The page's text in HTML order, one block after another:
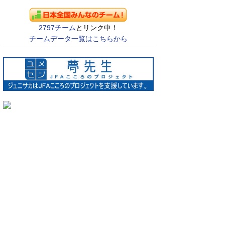
2797チーム とリンク中！
チームデータ一覧はこちらから